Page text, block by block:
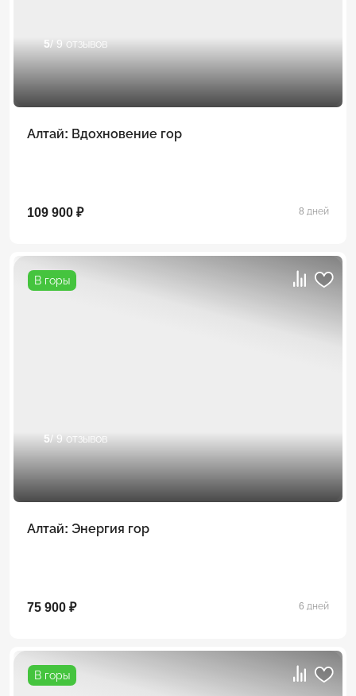
5/ 9 отзывов
Алтай: Вдохновение гор
109 900 ₽ 8 дней
В горы
5/ 9 отзывов
Алтай: Энергия гор
75 900 ₽ 6 дней
В горы